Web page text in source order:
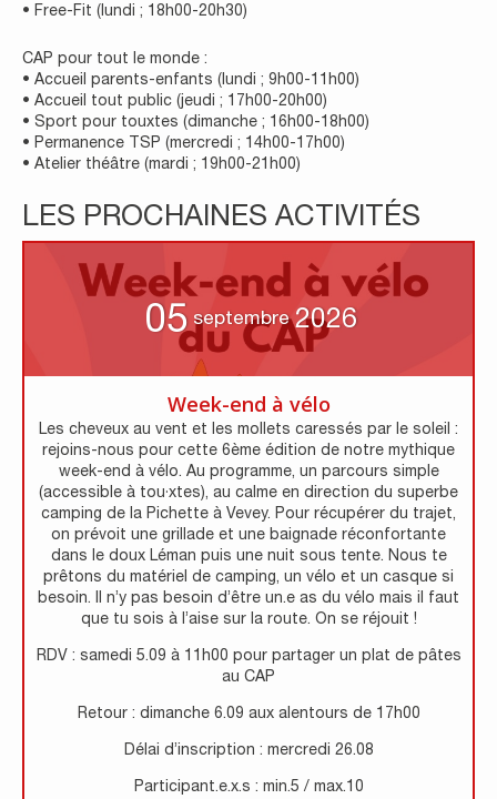
• Free-Fit (lundi ; 18h00-20h30)
CAP pour tout le monde :
• Accueil parents-enfants (lundi ; 9h00-11h00)
• Accueil tout public (jeudi ; 17h00-20h00)
• Sport pour touxtes (dimanche ; 16h00-18h00)
• Permanence TSP (mercredi ; 14h00-17h00)
• Atelier théâtre (mardi ; 19h00-21h00)
LES PROCHAINES ACTIVITÉS
05 septembre 2026
Week-end à vélo
Les cheveux au vent et les mollets caressés par le soleil :
rejoins-nous pour cette 6ème édition de notre mythique
week-end à vélo. Au programme, un parcours simple
(accessible à tou·xtes), au calme en direction du superbe
camping de la Pichette à Vevey. Pour récupérer du trajet,
on prévoit une grillade et une baignade réconfortante
dans le doux Léman puis une nuit sous tente. Nous te
prêtons du matériel de camping, un vélo et un casque si
besoin. Il n’y pas besoin d’être un.e as du vélo mais il faut
que tu sois à l’aise sur la route. On se réjouit !
RDV : samedi 5.09 à 11h00 pour partager un plat de pâtes
au CAP
Retour : dimanche 6.09 aux alentours de 17h00
Délai d’inscription : mercredi 26.08
Participant.e.x.s : min.5 / max.10